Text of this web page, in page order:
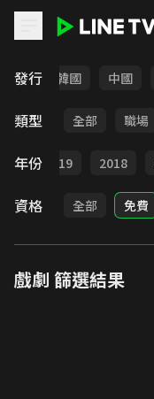
發行
日本 韓國 中國
類型 全部 職場
年份 2019 2018
資格 全部 免費
戲劇 篩選結果